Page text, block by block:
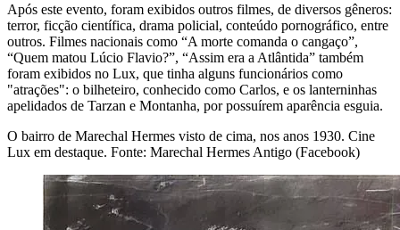
Após este evento, foram exibidos outros filmes, de diversos gêneros:
terror, ficção científica, drama policial, conteúdo pornográfico, entre
outros. Filmes nacionais como “A morte comanda o cangaço”,
“Quem matou Lúcio Flavio?”, “Assim era a Atlântida” também
foram exibidos no Lux, que tinha alguns funcionários como
"atrações": o bilheteiro, conhecido como Carlos, e os lanterninhas
apelidados de Tarzan e Montanha, por possuírem aparência esguia.
O bairro de Marechal Hermes visto de cima, nos anos 1930. Cine
Lux em destaque. Fonte: Marechal Hermes Antigo (Facebook)